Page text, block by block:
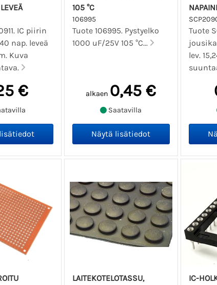
IC piirin
nap. leveä
Kuva
€
105 °C
106995
Tuote 106995. Pystyelko
1000 uF/25V 105 °C...
alkaen 0,45 €
Saatavilla
Tuote
lev.
LAITEKOTELOTASSU,
IC-